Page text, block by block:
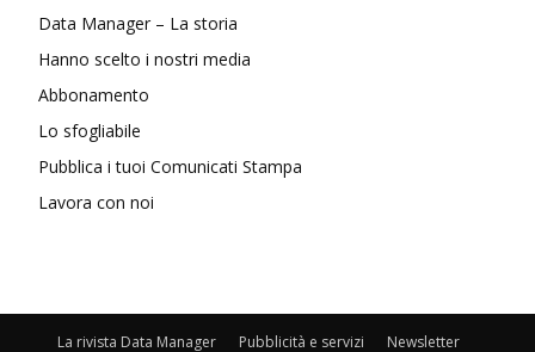
Data Manager – La storia
Hanno scelto i nostri media
Abbonamento
Lo sfogliabile
Pubblica i tuoi Comunicati Stampa
Lavora con noi
La rivista Data Manager Pubblicità e servizi Newsletter